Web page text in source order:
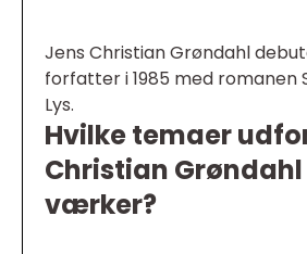
Jens Christian Grøndahl
forfatter i 1985 med romanen
Lys.
Hvilke temaer
Christian Grøndahl
værker?